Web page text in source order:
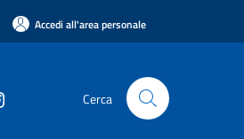
Accedi all'area personale
Cerca